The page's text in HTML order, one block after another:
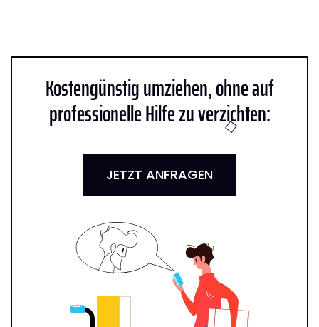
Kostengünstig umziehen, ohne auf
professionelle Hilfe zu verzichten:
JETZT ANFRAGEN